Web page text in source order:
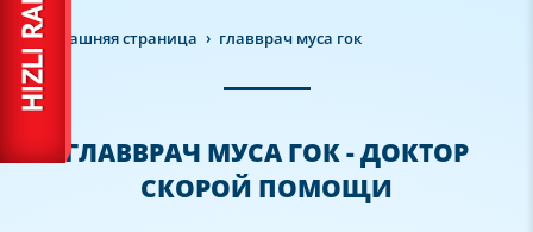
домашняя страница главврач муса гок
ГЛАВВРАЧ МУСА ГОК - ДОКТОР
СКОРОЙ ПОМОЩИ